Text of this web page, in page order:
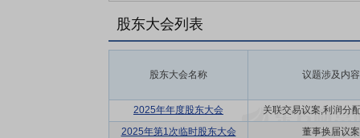
股东大会列表
股东大会名称 议题涉及内容
2025年年度股东大会
关联交易议案,利润分
2025年第1次临时股东大会
董事换届议案